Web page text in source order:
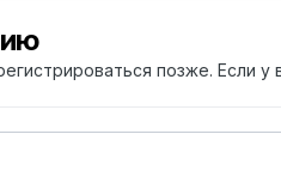
позже. Если у